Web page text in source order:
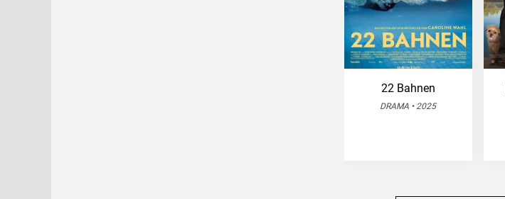
22 Bahnen
DRAMA • 2025